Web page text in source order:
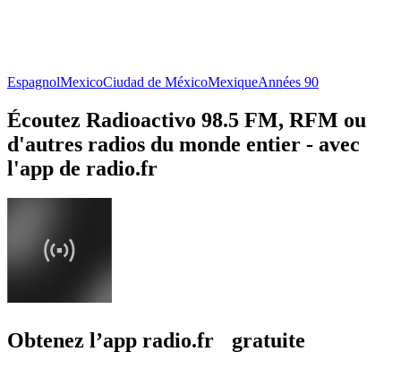
EspagnolMexicoCiudad de MéxicoMexiqueAnnées 90
Écoutez Radioactivo 98.5 FM, RFM ou
d'autres radios du monde entier - avec
l'app de radio.fr
Obtenez l’app radio.fr gratuite